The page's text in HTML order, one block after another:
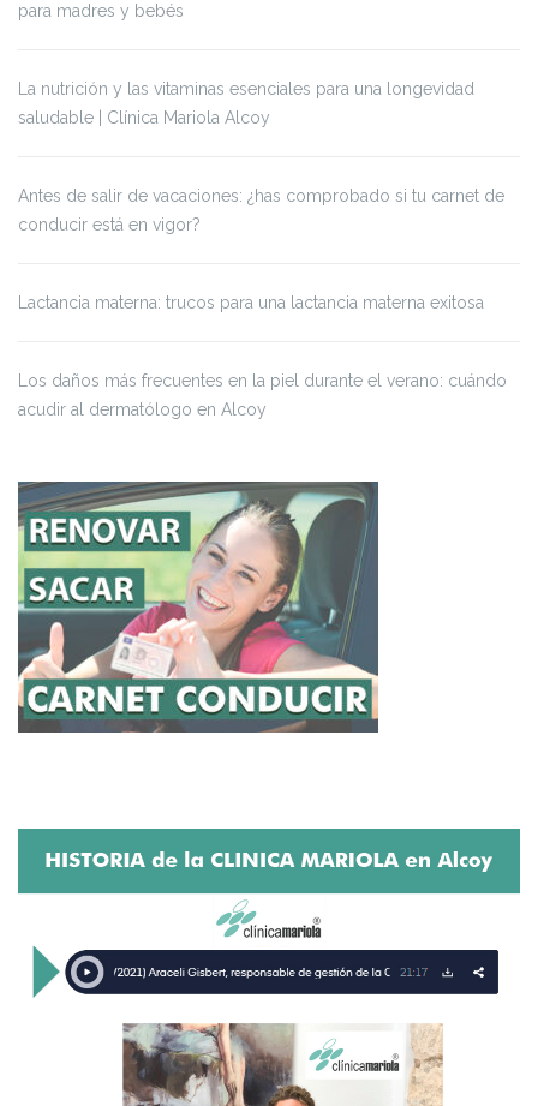
para madres y bebés
La nutrición y las vitaminas esenciales para una longevidad
saludable | Clínica Mariola Alcoy
Antes de salir de vacaciones: ¿has comprobado si tu carnet de
conducir está en vigor?
Lactancia materna: trucos para una lactancia materna exitosa
Los daños más frecuentes en la piel durante el verano: cuándo
acudir al dermatólogo en Alcoy